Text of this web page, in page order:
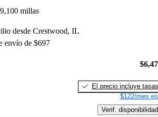
millas
desde Crestwood, IL
envío de $697
El precio incluye tasas
$122/mes
Verif. disponibilidad